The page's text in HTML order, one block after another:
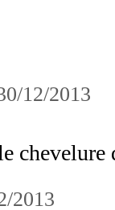
12/2013
2013